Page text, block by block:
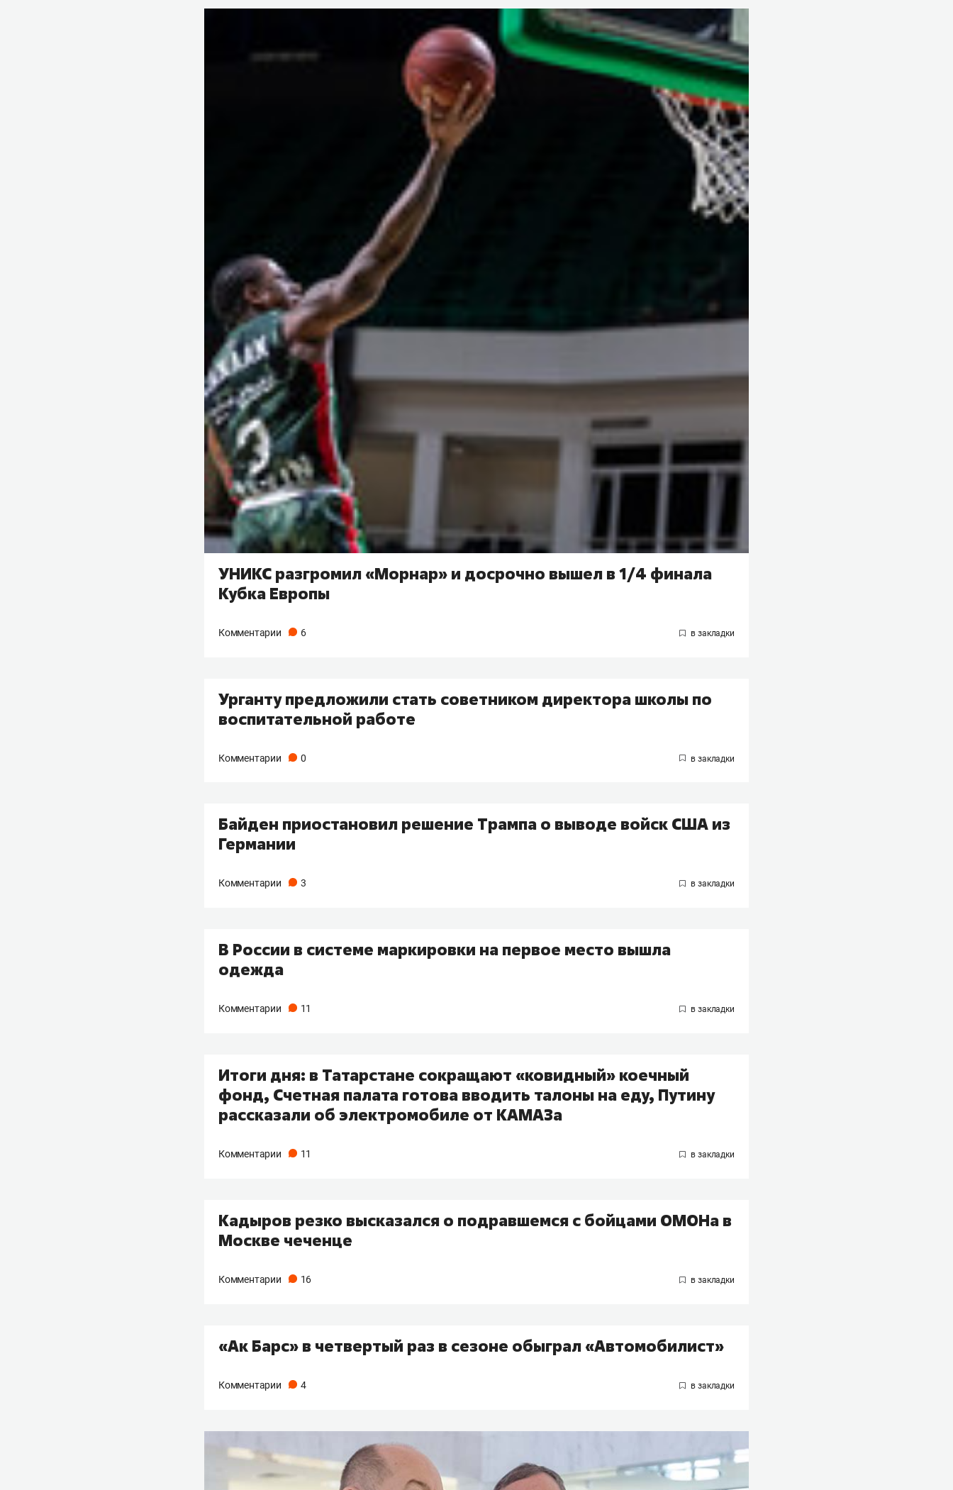
УНИКС разгромил «Морнар» и досрочно вышел в 1/4 финала
Кубка Европы
Комментарии 6
Урганту предложили стать советником директора школы по
воспитательной работе
Комментарии 0
Байден приостановил решение Трампа о выводе войск США из
Германии
Комментарии 3
В России в системе маркировки на первое место вышла
одежда
Комментарии 11
Итоги дня: в Татарстане сокращают​ «ковидный» коечный
фонд, Счетная палата готова вводить талоны на еду, Путину
рассказали об электромобиле от КАМАЗа
Комментарии 11
Кадыров резко высказался о подравшемся с бойцами ОМОНа в
Москве чеченце
Комментарии 16
«Ак Барс» в четвертый раз в сезоне обыграл «Автомобилист»
Комментарии 4